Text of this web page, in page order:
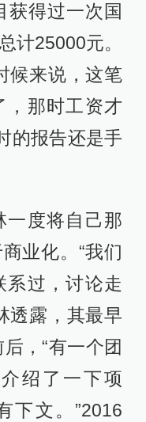
获得过一次国
计25000元。
候来说，这笔
，那时工资才
的报告还是手
一度将自己那
业化。“我们
系过，讨论走
透露，其最早
，“有一个团
绍了一下项
下文。”2016